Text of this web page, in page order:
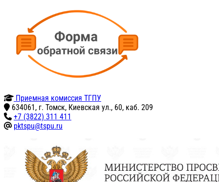
Приемная комиссия ТГПУ
634061, г. Томск, Киевская ул., 60, каб. 209
+7 (3822) 311 411
pktspu@tspu.ru